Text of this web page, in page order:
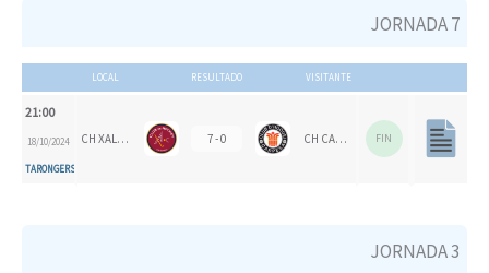
JORNADA 7
LOCAL RESULTADO VISITANTE
21:00
18/10/2024
TARONGERS
CH XALOC 7 - 0 CH CARPESA FIN
JORNADA 3